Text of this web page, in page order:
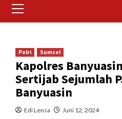
Menu
Polri Sumsel
Kapolres
Sertijab Sejumlah
Banyuasin
Edi Lensa Juni 12, 2024